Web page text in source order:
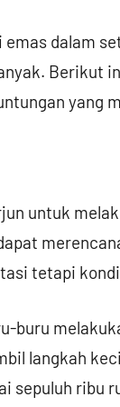
dalam
Berikut
yang
untuk
tetapi
buru
langkah
sepuluh ribu